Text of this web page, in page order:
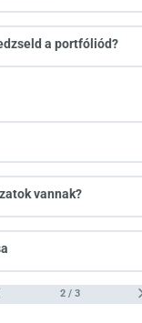
a portfóliód?
vannak?
2 / 3